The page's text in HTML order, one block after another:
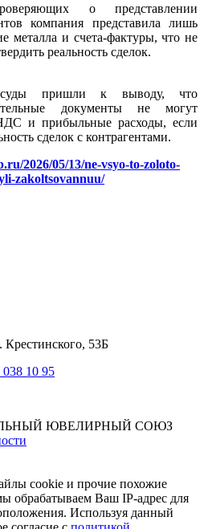
о представлении
компания представила лишь
металла и счета-фактуры, что не
реальность сделок.
пришли к выводу, что
документы не могут
и прибыльные расходы, если
сделок с контрагентами.
2026/05/13/ne-vsyo-to-zoloto-
zakoltsovannuu/
Крестинского, 53Б
10 95
ЮВЕЛИРНЫЙ СОЮЗ
cookie и прочие похожие
обрабатываем Ваш IP-адрес для
Используя данный